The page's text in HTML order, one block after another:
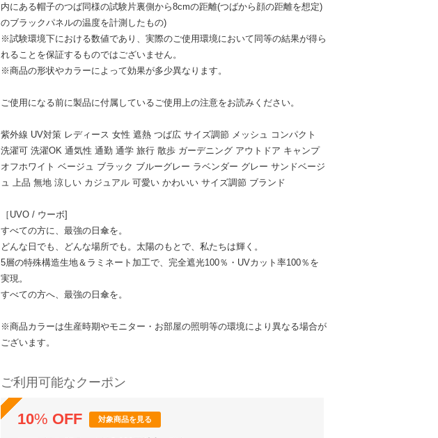
内にある帽子のつば同様の試験片裏側から8cmの距離(つばから顔の距離を想定)
のブラックパネルの温度を計測したもの)
※試験環境下における数値であり、実際のご使用環境において同等の結果が得ら
れることを保証するものではございません。
※商品の形状やカラーによって効果が多少異なります。
ご使用になる前に製品に付属しているご使用上の注意をお読みください。
紫外線 UV対策 レディース 女性 遮熱 つば広 サイズ調節 メッシュ コンパクト
洗濯可 洗濯OK 通気性 通勤 通学 旅行 散歩 ガーデニング アウトドア キャンプ
オフホワイト ベージュ ブラック ブルーグレー ラベンダー グレー サンドベージ
ュ 上品 無地 涼しい カジュアル 可愛い かわいい サイズ調節 ブランド
［UVO / ウーボ]
すべての方に、最強の日傘を。
どんな日でも、どんな場所でも。太陽のもとで、私たちは輝く。
5層の特殊構造生地＆ラミネート加工で、完全遮光100％・UVカット率100％を
実現。
すべての方へ、最強の日傘を。
※商品カラーは生産時期やモニター・お部屋の照明等の環境により異なる場合が
ございます。
ご利用可能なクーポン
10% OFF 対象商品を見る